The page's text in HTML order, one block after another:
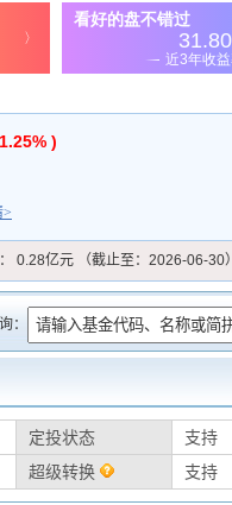
)
>
0.28亿元 （截止至：2026-06-30）
：
定投状态
支持
超级转换 支持